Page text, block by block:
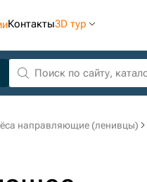
Контакты3D тур
направляющие (ленивцы)